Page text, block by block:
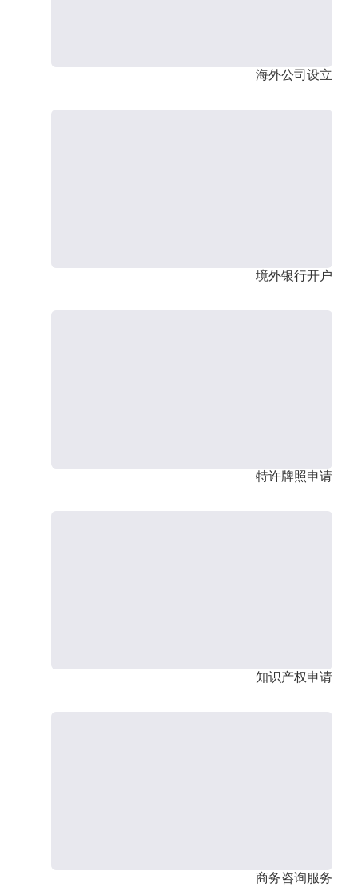
海外公司设立
境外银行开户
特许牌照申请
知识产权申请
商务咨询服务